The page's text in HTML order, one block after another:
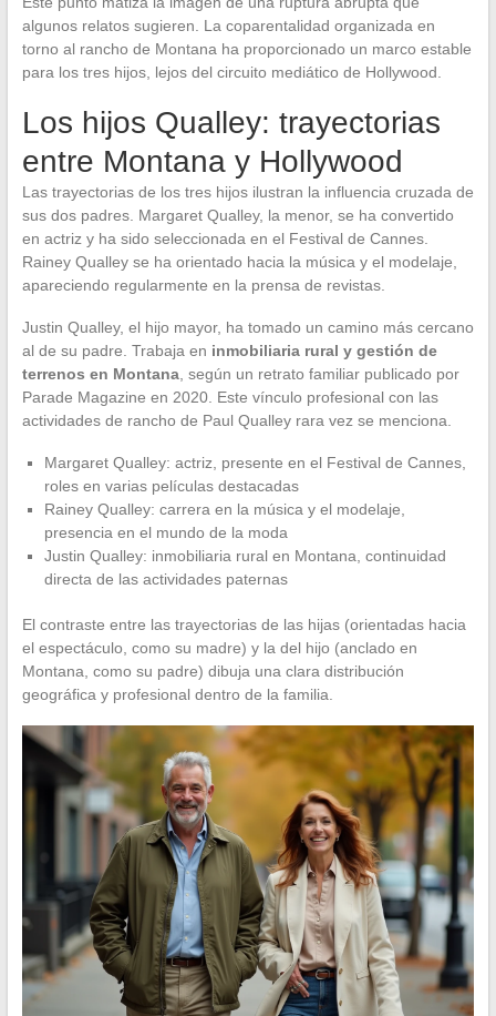
algunos relatos sugieren. La coparentalidad organizada en
torno al rancho de Montana ha proporcionado un marco estable
para los tres hijos, lejos del circuito mediático de Hollywood.
Los hijos Qualley: trayectorias
entre Montana y Hollywood
Las trayectorias de los tres hijos ilustran la influencia cruzada de
sus dos padres. Margaret Qualley, la menor, se ha convertido
en actriz y ha sido seleccionada en el Festival de Cannes.
Rainey Qualley se ha orientado hacia la música y el modelaje,
apareciendo regularmente en la prensa de revistas.
Justin Qualley, el hijo mayor, ha tomado un camino más cercano
al de su padre. Trabaja en inmobiliaria rural y gestión de
terrenos en Montana, según un retrato familiar publicado por
Parade Magazine en 2020. Este vínculo profesional con las
actividades de rancho de Paul Qualley rara vez se menciona.
Margaret Qualley: actriz, presente en el Festival de Cannes,
roles en varias películas destacadas
Rainey Qualley: carrera en la música y el modelaje,
presencia en el mundo de la moda
Justin Qualley: inmobiliaria rural en Montana, continuidad
directa de las actividades paternas
El contraste entre las trayectorias de las hijas (orientadas hacia
el espectáculo, como su madre) y la del hijo (anclado en
Montana, como su padre) dibuja una clara distribución
geográfica y profesional dentro de la familia.